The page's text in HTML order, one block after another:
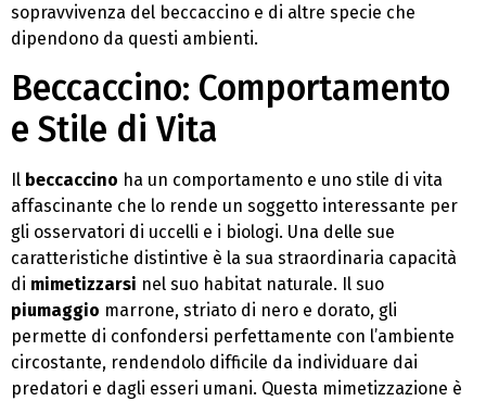
sopravvivenza del beccaccino e di altre specie che
dipendono da questi ambienti.
Beccaccino: Comportamento
e Stile di Vita
Il beccaccino ha un comportamento e uno stile di vita
affascinante che lo rende un soggetto interessante per
gli osservatori di uccelli e i biologi. Una delle sue
caratteristiche distintive è la sua straordinaria capacità
di mimetizzarsi nel suo habitat naturale. Il suo
piumaggio marrone, striato di nero e dorato, gli
permette di confondersi perfettamente con l’ambiente
circostante, rendendolo difficile da individuare dai
predatori e dagli esseri umani. Questa mimetizzazione è